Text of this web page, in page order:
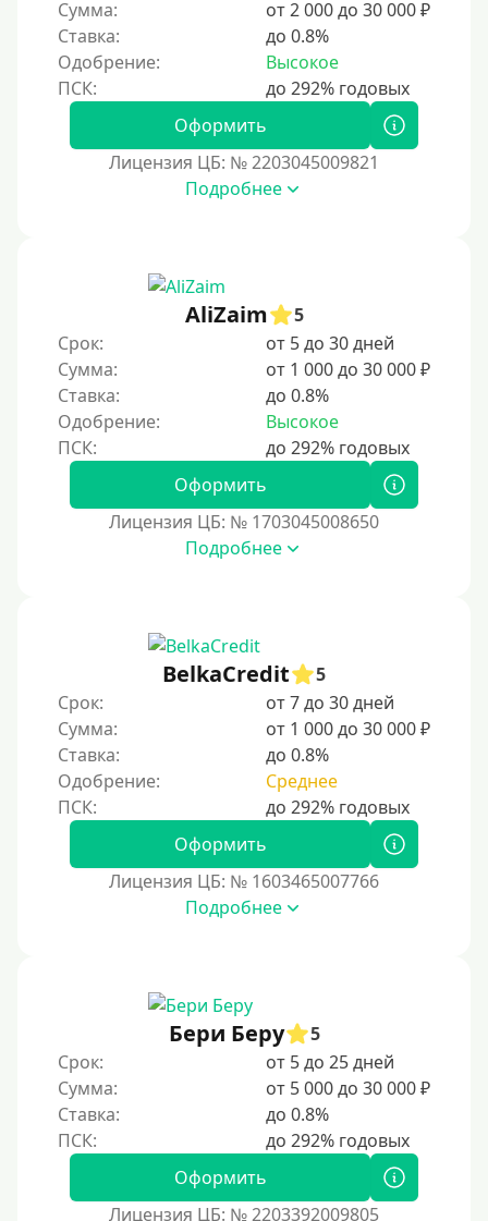
Сумма:
от 2 000 до 30 000 ₽
Ставка:
до 0.8%
Одобрение:
Высокое
Оформить
Лицензия ЦБ: № 2203045009821
Подробнее
AliZaim
5
Срок:
от 5 до 30 дней
Сумма:
от 1 000 до 30 000 ₽
Ставка:
до 0.8%
Одобрение:
Высокое
Оформить
Лицензия ЦБ: № 1703045008650
Подробнее
BelkaCredit
5
Срок:
от 7 до 30 дней
Сумма:
от 1 000 до 30 000 ₽
Ставка:
до 0.8%
Одобрение:
Среднее
Оформить
Лицензия ЦБ: № 1603465007766
Подробнее
Бери Беру
5
Срок:
от 5 до 25 дней
Сумма:
от 5 000 до 30 000 ₽
Ставка:
до 0.8%
Оформить
Лицензия ЦБ: № 2203392009805